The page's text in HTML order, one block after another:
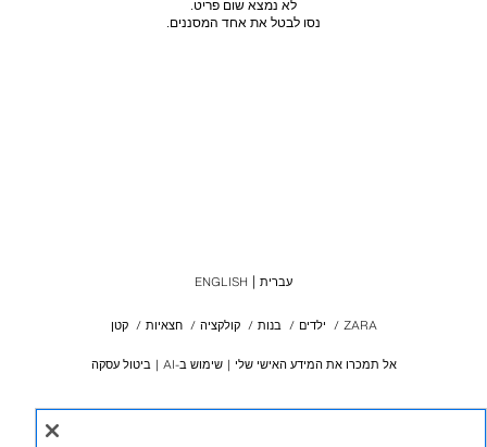
לא נמצא שום פריט.
נסו לבטל את אחד המסננים.
אל תמכרו את המידע האישי שלי שימוש ב-AI ביטול עסקה
ZARA
/ ילדים / בנות / קולקציה / חצאיות / קטן
עברית ENGLISH